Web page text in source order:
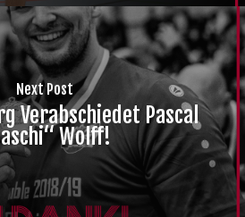
Next Post
Verabschiedet Pascal
Wolff!